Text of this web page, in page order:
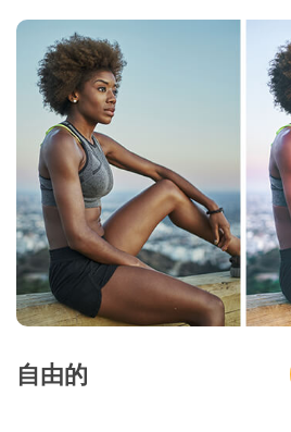
自由的